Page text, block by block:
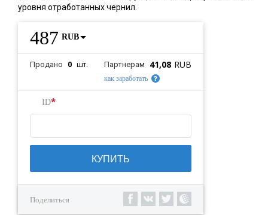
уровня отработанных чернил.
487 RUB
Продано 0 шт. Партнерам 41,08 RUB
как заработать
ID*
КУПИТЬ
Поделиться